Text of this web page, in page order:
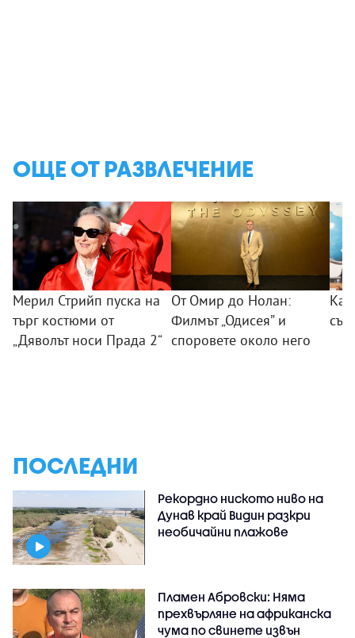
ОЩЕ ОТ РАЗВЛЕЧЕНИЕ
Мерил Стрийп пуска на
търг костюми от
„Дяволът носи Прада 2“
От Омир до Нолан:
Филмът „Одисея” и
споровете около него
ПОСЛЕДНИ
Рекордно ниското ниво на
Дунав край Видин разкри
необичайни плажове
Пламен Абровски: Няма
прехвърляне на африканска
чума по свинете извън